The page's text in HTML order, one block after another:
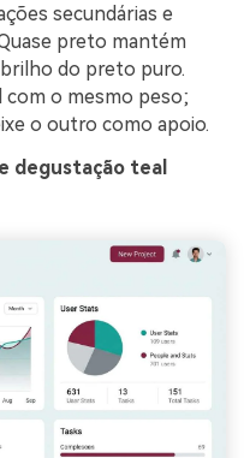
secundárias e
preto mantém
do preto puro.
com o mesmo peso;
o outro como apoio.
degustação teal